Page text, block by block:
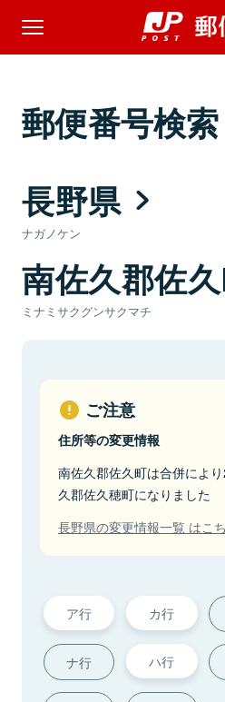
郵便番号検索
長野県
ナガノケン
南佐久郡佐
ミナミサクグンサクマチ
ご注意
住所等の変更情報
南佐久郡佐久町は合併によ
久郡佐久穂町になりました
長野県の変更情報一覧 はこ
ア行 カ行
ナ行 ハ行